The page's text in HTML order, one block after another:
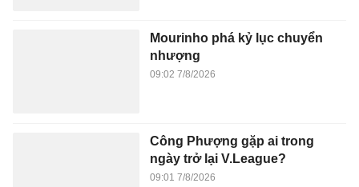
Mourinho phá kỷ lục chuyển
nhượng
09:02 7/8/2026
Công Phượng gặp ai trong
ngày trở lại V.League?
09:01 7/8/2026